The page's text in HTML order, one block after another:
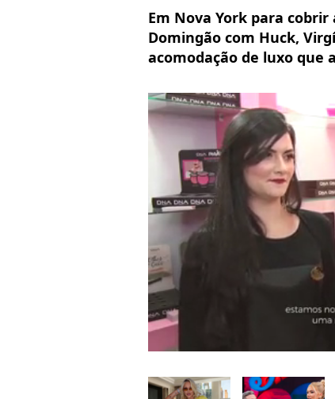
Em Nova York para cobrir
Domingão com Huck,
acomodação de luxo que